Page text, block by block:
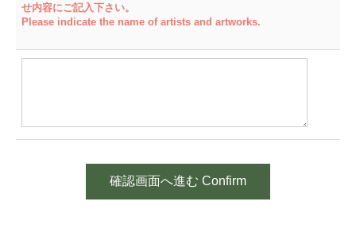
せ内容にご記入下さい。
Please indicate the name of artists and artworks.